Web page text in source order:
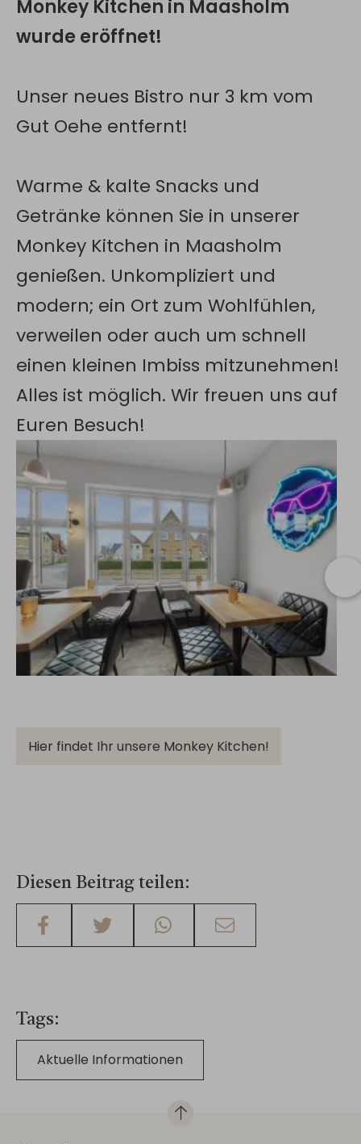
Monkey Kitchen in Maasholm
wurde eröffnet!
Unser neues Bistro nur 3 km vom
Gut Oehe entfernt!
Warme & kalte Snacks und
Getränke können Sie in unserer
Monkey Kitchen in Maasholm
genießen. Unkompliziert und
modern; ein Ort zum Wohlfühlen,
verweilen oder auch um schnell
einen kleinen Imbiss mitzunehmen!
Alles ist möglich. Wir freuen uns auf
Euren Besuch!
Hier findet Ihr unsere Monkey Kitchen!
Diesen Beitrag teilen
Tags
Aktuelle Informationen